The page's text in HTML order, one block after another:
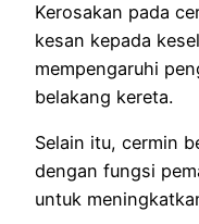
Kerosakan pada
kesan kepada
mempengaruhi
belakang kereta.
Selain itu, cermin
dengan fungsi
untuk